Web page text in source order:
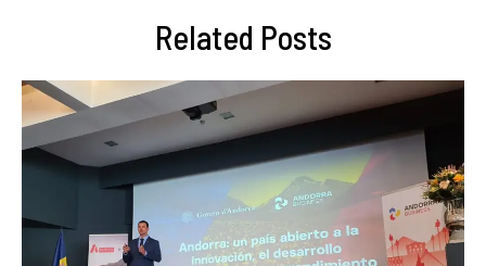
Related Posts